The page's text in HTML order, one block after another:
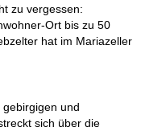
zu vergessen:
Ort bis zu 50
hat im Mariazeller
und
sich über die